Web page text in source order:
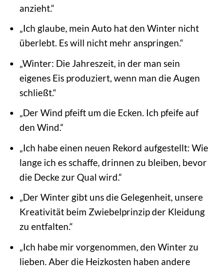
anzieht.“
„Ich glaube, mein Auto hat den Winter nicht
überlebt. Es will nicht mehr anspringen.“
„Winter: Die Jahreszeit, in der man sein
eigenes Eis produziert, wenn man die Augen
schließt.“
„Der Wind pfeift um die Ecken. Ich pfeife auf
den Wind.“
„Ich habe einen neuen Rekord aufgestellt: Wie
lange ich es schaffe, drinnen zu bleiben, bevor
die Decke zur Qual wird.“
„Der Winter gibt uns die Gelegenheit, unsere
Kreativität beim Zwiebelprinzip der Kleidung
zu entfalten.“
„Ich habe mir vorgenommen, den Winter zu
lieben. Aber die Heizkosten haben andere